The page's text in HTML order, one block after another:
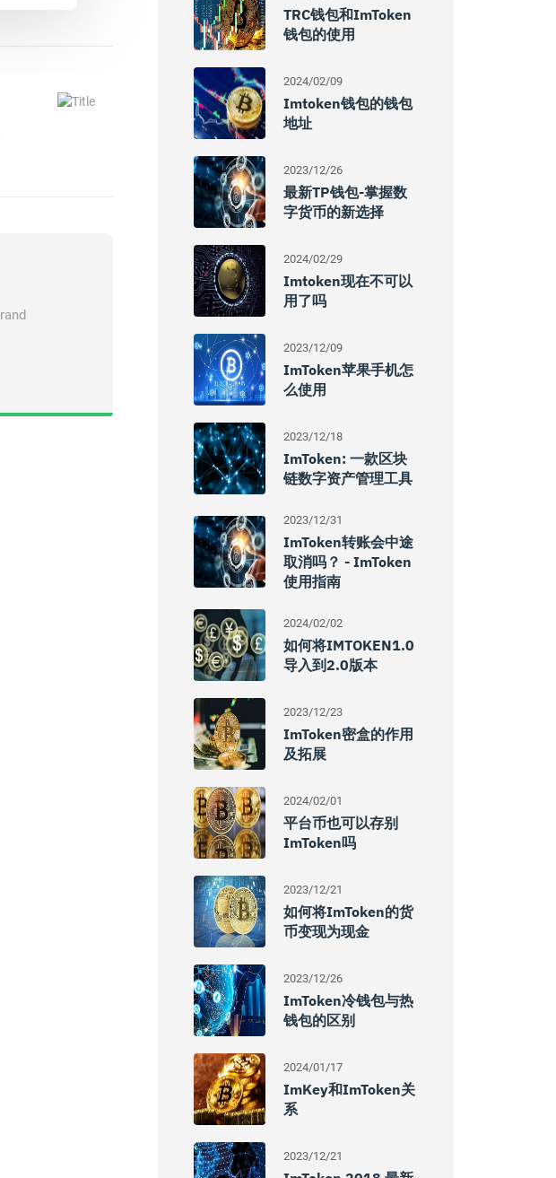
TRC钱包和imToken
钱包的使用
2024/02/09
Imtoken钱包的钱包
地址
2023/12/26
最新TP钱包-掌握数
字货币的新选择
2024/02/29
Imtoken现在不可以
用了吗
2023/12/09
ImToken苹果手机怎
么使用
2023/12/18
ImToken: 一款区块
链数字资产管理工具
2023/12/31
ImToken转账会中途
取消吗？ - ImToken
使用指南
2024/02/02
如何将IMTOKEN1.0
导入到2.0版本
2023/12/23
ImToken密盒的作用
及拓展
2024/02/01
平台币也可以存别
ImToken吗
2023/12/21
如何将imToken的货
币变现为现金
2023/12/26
ImToken冷钱包与热
钱包的区别
2024/01/17
ImKey和imToken关
系
2023/12/21